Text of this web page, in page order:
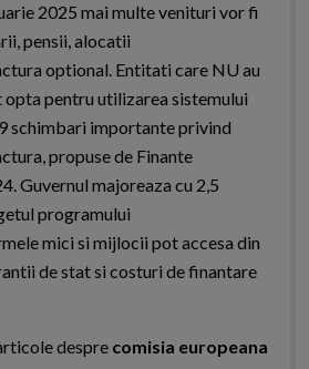
2025 mai multe venituri vor fi
pensii, alocatii
optional. Entitati care NU au
pentru utilizarea sistemului
schimbari importante privind
propuse de Finante
Guvernul majoreaza cu 2,5
programului
mici si mijlocii pot accesa din
de stat si costuri de finantare
despre comisia europeana